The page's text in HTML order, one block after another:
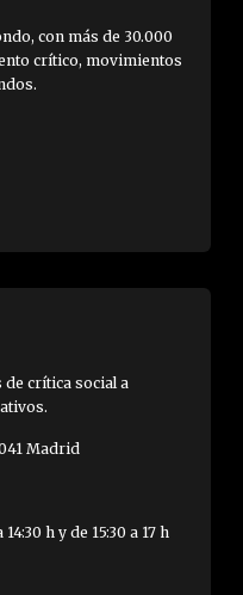
con más de 30.000
crítico, movimientos
crítica social a
Madrid
h y de 15:30 a 17 h